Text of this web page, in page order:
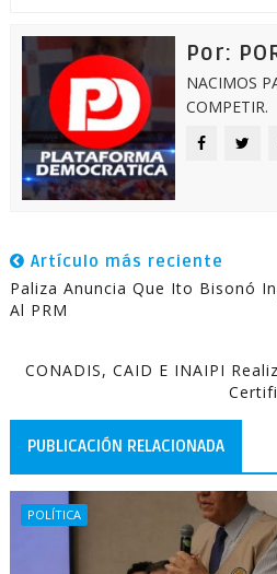
Por:
NACIMOS
COMPETIR.
Artículo más reciente
Paliza Anuncia Que Ito Bisonó
Al PRM
CONADIS, CAID E INAIPI
PUBLICACIÓN RELACIONADA
POLÍTICA